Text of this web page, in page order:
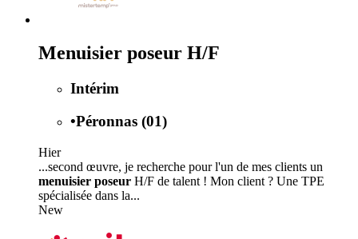
Menuisier poseur H/F
Intérim
•Péronnas (01)
Hier
...second œuvre, je recherche pour l'un de mes clients un
menuisier poseur H/F de talent ! Mon client ? Une TPE
spécialisée dans la...
New